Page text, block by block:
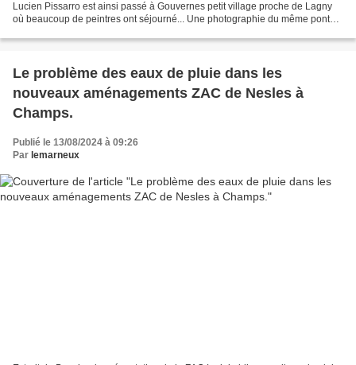
Lucien Pissarro est ainsi passé à Gouvernes petit village proche de Lagny
où beaucoup de peintres ont séjourné... Une photographie du même pont
Le problème des eaux de pluie dans les
nouveaux aménagements ZAC de Nesles à
Champs.
Publié le 13/08/2024 à 09:26
Par lemarneux